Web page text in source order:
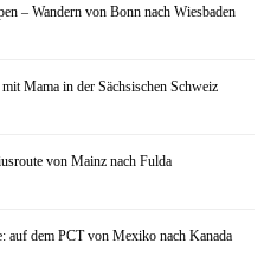
– Wandern von Bonn nach Wiesbaden
Mama in der Sächsischen Schweiz
von Mainz nach Fulda
auf dem PCT von Mexiko nach Kanada